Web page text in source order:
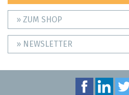
» ZUM SHOP
» NEWSLETTER